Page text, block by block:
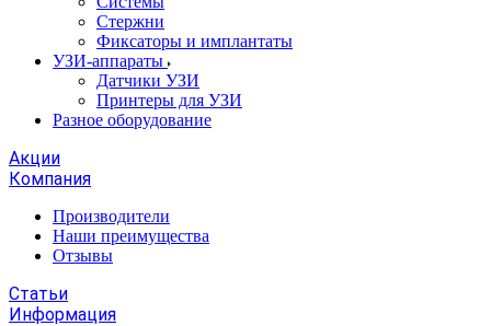
Стержни
Фиксаторы и имплантаты
УЗИ-аппараты
Датчики УЗИ
Принтеры для УЗИ
Разное оборудование
Акции
Компания
Производители
Наши преимущества
Отзывы
Статьи
Информация